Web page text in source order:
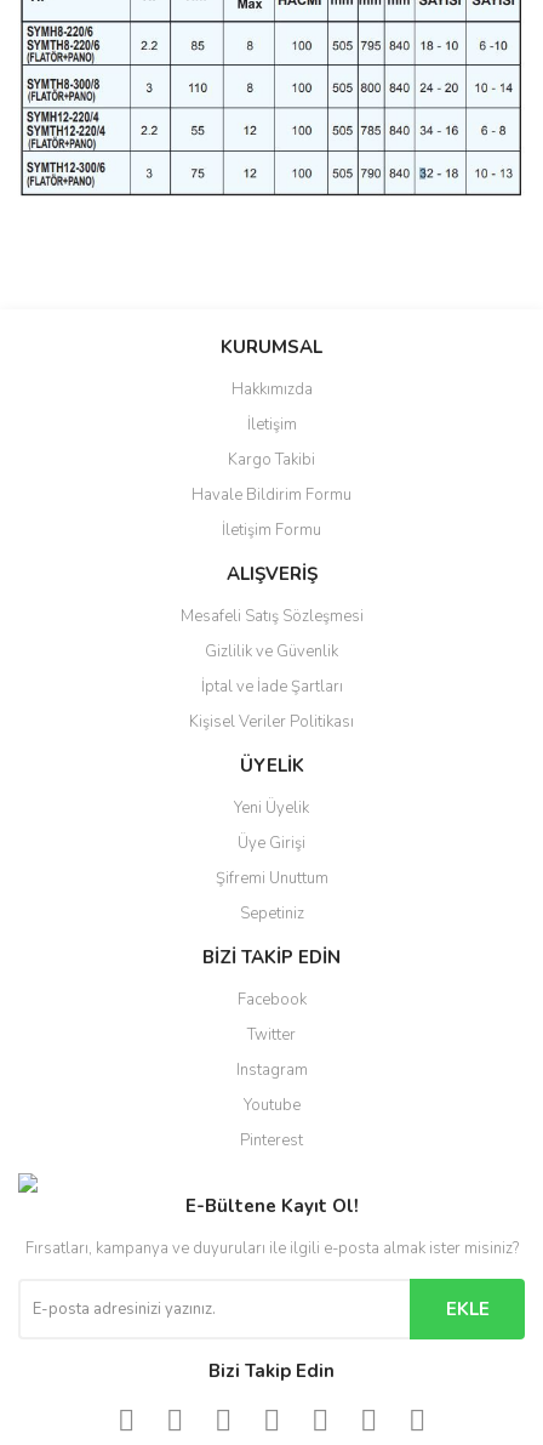
Bu ürüne ilk yorumu siz yapın!
Yorum Yaz
Ürün resmi kalitesiz, bozuk veya görüntülenemiyor.
Ürün açıklamasında eksik bilgiler bulunuyor.
Ürün bilgilerinde hatalar bulunuyor.
Ürün fiyatı diğer sitelerden daha pahalı.
Bu ürüne benzer farklı alternatifler olmalı.
Gönder
KURUMSAL
Hakkımızda
İletişim
Kargo Takibi
Havale Bildirim Formu
İletişim Formu
ALIŞVERİŞ
Mesafeli Satış Sözleşmesi
Gizlilik ve Güvenlik
İptal ve İade Şartları
Kişisel Veriler Politikası
ÜYELİK
Yeni Üyelik
Üye Girişi
Şifremi Unuttum
Sepetiniz
BİZİ TAKİP EDİN
Facebook
Twitter
Instagram
Youtube
Pinterest
E-Bültene Kayıt Ol!
Fırsatları, kampanya ve duyuruları ile ilgili e-posta almak ister misiniz?
EKLE
Bizi Takip Edin